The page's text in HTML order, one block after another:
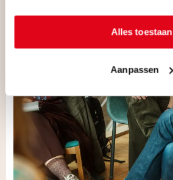
Alles toestaan
Aanpassen